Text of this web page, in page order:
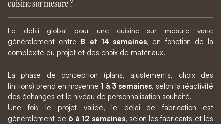
cuisine sur mesure ?
Le délai global pour une cuisine sur mesure varie
généralement entre 8 et 14 semaines, en fonction de la
complexité du projet et des choix de matériaux.
La phase de conception (plans, ajustements, choix des
finitions) prend en moyenne 1 à 3 semaines, selon la réactivité
des échanges et le niveau de personnalisation souhaité.
Une fois le projet validé, le délai de fabrication est
généralement de 6 à 12 semaines, selon les fabricants et les